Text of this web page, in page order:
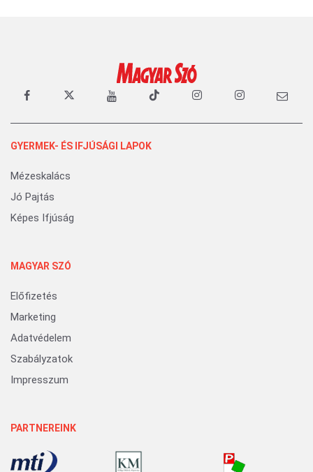
GYERMEK- ÉS IFJÚSÁGI LAPOK
Mézeskalács
Jó Pajtás
Képes Ifjúság
MAGYAR SZÓ
Előfizetés
Marketing
Adatvédelem
Szabályzatok
Impresszum
PARTNEREINK